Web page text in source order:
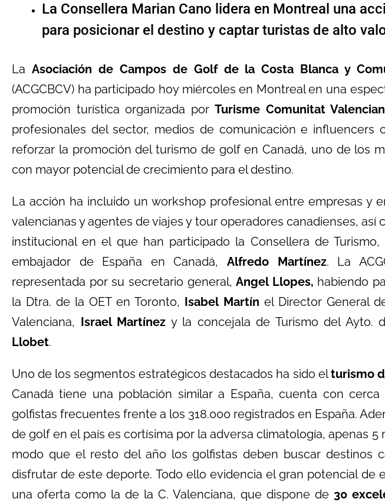
La Consellera Marian Cano lidera en Montreal una
para posicionar el destino y captar turistas de alto
La Asociación de Campos de Golf de la Costa Blanca y
(ACGCBCV) ha participado hoy miércoles en Montreal en una
promoción turística organizada porTurisme Comunitat
profesionales del sector, medios de comunicación e influencers
reforzar la promoción del turismo de golf en Canadá, uno de los
con mayor potencial de crecimiento para el destino.
La acción ha incluido un workshop profesional entre empresas y
valencianas y agentes de viajes y tour operadores canadienses, así
institucional en el que han participado la Consellera de Turismo,
embajador de España en Canadá, Alfredo Martínez. La
representada por su secretario general,Angel Llopes, habiendo
la Dtra. de la OET en Toronto, Isabel Martín el Director General
Valenciana, Israel Martínez y la concejala de Turismo del Ayto.
Llobet.
Uno de los segmentos estratégicos destacados ha sido elturismo
Canadá tiene una población similar a España, cuenta con
golfistas frecuentes frente a los 318.000 registrados en España.
de golf en el país es cortísima por la adversa climatología, apenas 5
modo que el resto del año los golfistas deben buscar destinos
disfrutar de este deporte. Todo ello evidencia el gran potencial de
una oferta como la de la C. Valenciana, que dispone de 30